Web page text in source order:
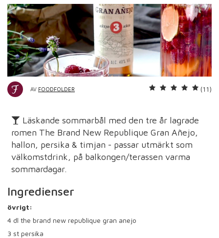
AV FOODFOLDER (11)
Läskande sommarbål med den tre år lagrade
romen The Brand New Republique Gran Añejo,
hallon, persika & timjan - passar utmärkt som
välkomstdrink, på balkongen/terassen varma
sommardagar.
Ingredienser
övrigt:
4 dl the brand new republique gran anejo
3 st persika